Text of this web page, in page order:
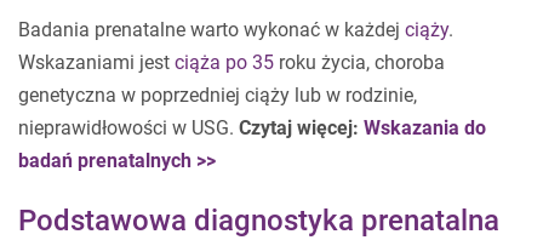
Badania prenatalne warto wykonać w każdej ciąży.
Wskazaniami jest ciąża po 35 roku życia, choroba
genetyczna w poprzedniej ciąży lub w rodzinie,
nieprawidłowości w USG. Czytaj więcej: Wskazania do
badań prenatalnych >>
Podstawowa diagnostyka prenatalna